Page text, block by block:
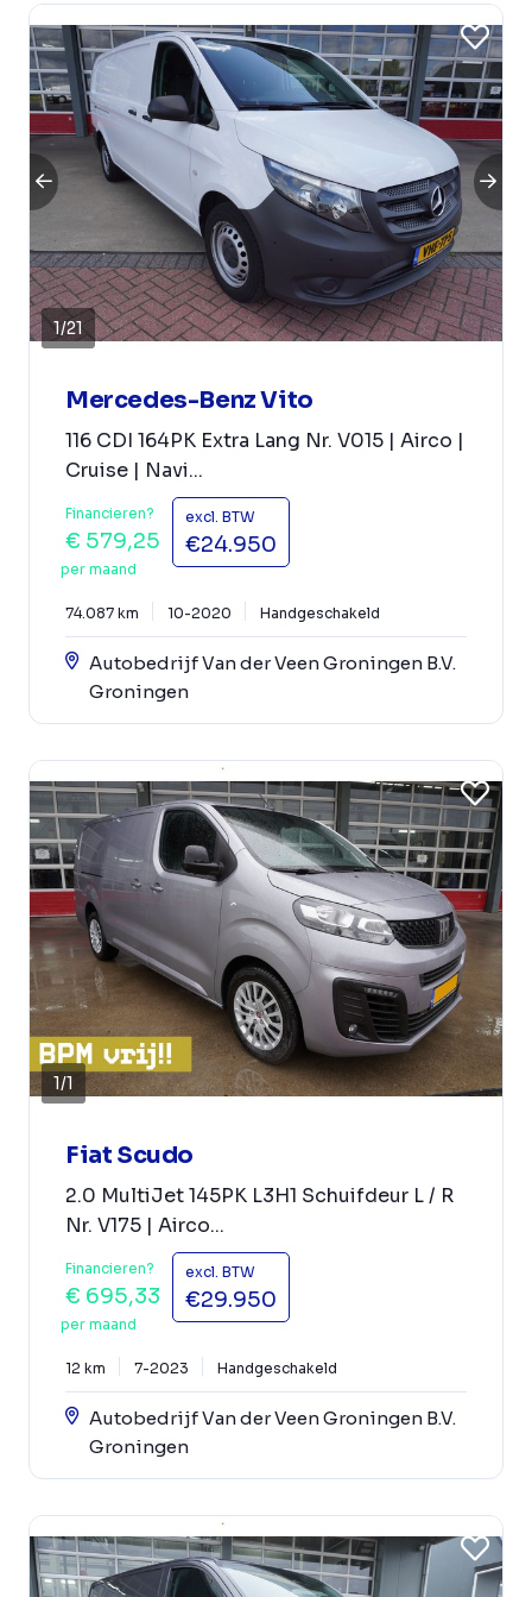
1/21
Mercedes-Benz Vito
116 CDI 164PK Extra Lang Nr. V015 | Airco |
Cruise | Navi...
Financieren?
€ 579,25
per maand
excl. BTW
€24.950
74.087 km 10-2020 Handgeschakeld
Autobedrijf Van der Veen Groningen B.V.
Groningen
1/1
Fiat Scudo
2.0 MultiJet 145PK L3H1 Schuifdeur L / R
Nr. V175 | Airco...
Financieren?
€ 695,33
per maand
excl. BTW
€29.950
12 km 7-2023 Handgeschakeld
Autobedrijf Van der Veen Groningen B.V.
Groningen